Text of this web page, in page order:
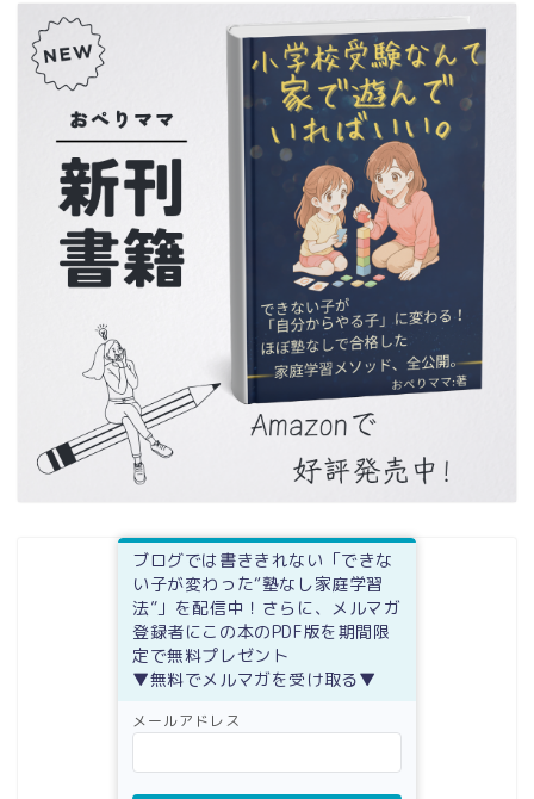
ブログでは書ききれない「できな
い子が変わった“塾なし家庭学習
法”」を配信中！さらに、メルマガ
登録者にこの本のPDF版を期間限
定で無料プレゼント
▼無料でメルマガを受け取る▼
メールアドレス